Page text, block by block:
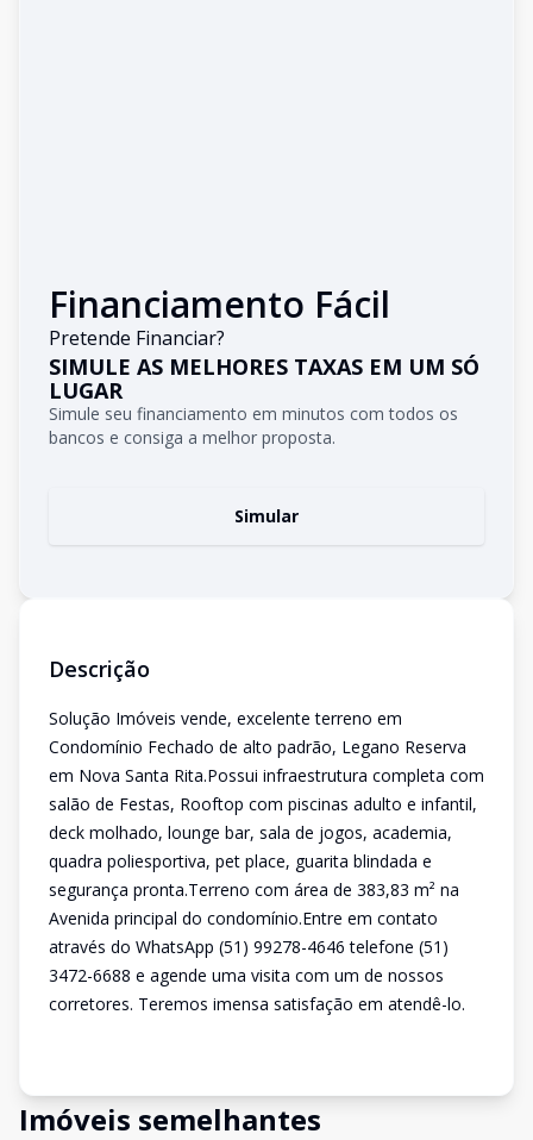
Financiamento Fácil
Pretende Financiar?
SIMULE AS MELHORES TAXAS EM UM SÓ
LUGAR
Simule seu financiamento em minutos com todos os
bancos e consiga a melhor proposta.
Simular
Descrição
Solução Imóveis vende, excelente terreno em
Condomínio Fechado de alto padrão, Legano Reserva
em Nova Santa Rita.Possui infraestrutura completa com
salão de Festas, Rooftop com piscinas adulto e infantil,
deck molhado, lounge bar, sala de jogos, academia,
quadra poliesportiva, pet place, guarita blindada e
segurança pronta.Terreno com área de 383,83 m² na
Avenida principal do condomínio.Entre em contato
através do WhatsApp (51) 99278-4646 telefone (51)
3472-6688 e agende uma visita com um de nossos
corretores. Teremos imensa satisfação em atendê-lo.
Imóveis semelhantes